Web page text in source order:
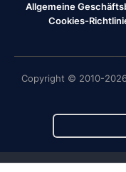
Allgemeine
Cookies-
Copyright © 2010-